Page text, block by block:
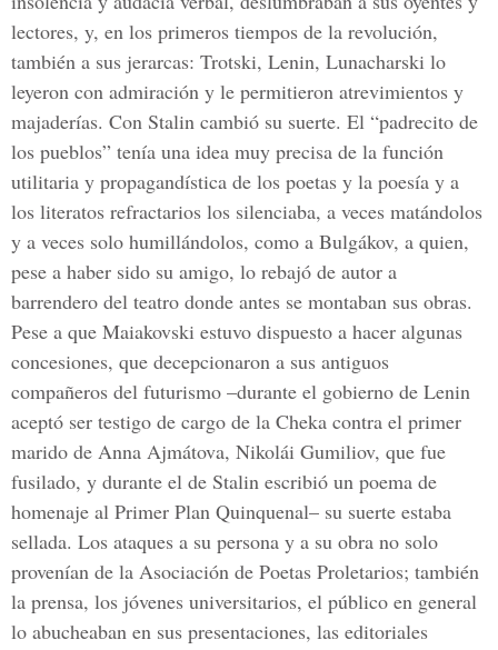
lectores, y, en los primeros tiempos de la revolución,
también a sus jerarcas: Trotski, Lenin, Lunacharski lo
leyeron con admiración y le permitieron atrevimientos y
majaderías. Con Stalin cambió su suerte. El “padrecito de
los pueblos” tenía una idea muy precisa de la función
utilitaria y propagandística de los poetas y la poesía y a
los literatos refractarios los silenciaba, a veces matándolos
y a veces solo humillándolos, como a Bulgákov, a quien,
pese a haber sido su amigo, lo rebajó de autor a
barrendero del teatro donde antes se montaban sus obras.
Pese a que Maiakovski estuvo dispuesto a hacer algunas
concesiones, que decepcionaron a sus antiguos
compañeros del futurismo –durante el gobierno de Lenin
aceptó ser testigo de cargo de la Cheka contra el primer
marido de Anna Ajmátova, Nikolái Gumiliov, que fue
fusilado, y durante el de Stalin escribió un poema de
homenaje al Primer Plan Quinquenal– su suerte estaba
sellada. Los ataques a su persona y a su obra no solo
provenían de la Asociación de Poetas Proletarios; también
la prensa, los jóvenes universitarios, el público en general
lo abucheaban en sus presentaciones, las editoriales